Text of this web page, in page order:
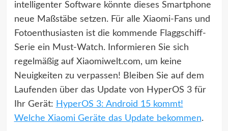
intelligenter Software könnte dieses Smartphone
neue Maßstäbe setzen. Für alle Xiaomi-Fans und
Fotoenthusiasten ist die kommende Flaggschiff-
Serie ein Must-Watch. Informieren Sie sich
regelmäßig auf Xiaomiwelt.com, um keine
Neuigkeiten zu verpassen! Bleiben Sie auf dem
Laufenden über das Update von HyperOS 3 für
Ihr Gerät: HyperOS 3: Android 15 kommt!
Welche Xiaomi Geräte das Update bekommen.